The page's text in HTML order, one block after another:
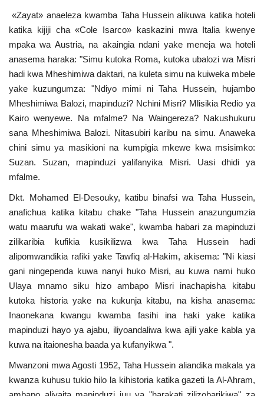
Language
English Swahili español
Arabic
«Zayat» anaeleza kwamba Taha Hussein alikuwa katika hoteli
katika kijiji cha «Cole Isarco» kaskazini mwa Italia kwenye
mpaka wa Austria, na akaingia ndani yake meneja wa hoteli
anasema haraka: "Simu kutoka Roma, kutoka ubalozi wa Misri
hadi kwa Mheshimiwa daktari, na kuleta simu na kuiweka mbele
yake kuzungumza: "Ndiyo mimi ni Taha Hussein, hujambo
Mheshimiwa Balozi, mapinduzi? Nchini Misri? Mlisikia Redio ya
Kairo wenyewe. Na mfalme? Na Waingereza? Nakushukuru
sana Mheshimiwa Balozi. Nitasubiri karibu na simu. Anaweka
chini simu ya masikioni na kumpigia mkewe kwa msisimko:
Suzan. Suzan, mapinduzi yalifanyika Misri. Uasi dhidi ya
mfalme.
Dkt. Mohamed El-Desouky, katibu binafsi wa Taha Hussein,
anafichua katika kitabu chake "Taha Hussein anazungumzia
watu maarufu wa wakati wake", kwamba habari za mapinduzi
zilikaribia kufikia kusikilizwa kwa Taha Hussein hadi
alipomwandikia rafiki yake Tawfiq al-Hakim, akisema: "Ni kiasi
gani ningependa kuwa nanyi huko Misri, au kuwa nami huko
Ulaya mnamo siku hizo ambapo Misri inachapisha kitabu
kutoka historia yake na kukunja kitabu, na kisha anasema:
Inaonekana kwangu kwamba fasihi ina haki yake katika
mapinduzi hayo ya ajabu, iliyoandaliwa kwa ajili yake kabla ya
kuwa na itaionesha baada ya kufanyikwa ".
Mwanzoni mwa Agosti 1952, Taha Hussein aliandika makala ya
kwanza kuhusu tukio hilo la kihistoria katika gazeti la Al-Ahram,